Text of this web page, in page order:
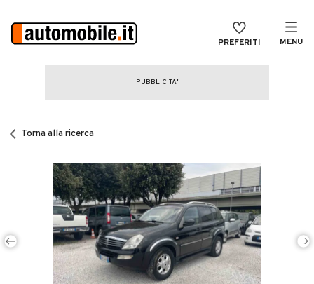
PREFERITI MENU
CERCA
Auto Nuove
Noleggio a lungo termine
Auto d'epoca
Torna alla ricerca